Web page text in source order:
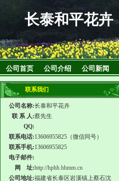
长泰和平花卉
公司首页 公司介绍 公司新闻
联系我们
公司名称:长泰和平花卉
联 系 人:蔡先生
QQ:
联系电话:13606955825（微信同号）
联系手机:13606955825
电子邮件:
网 址:http://hphh.hhmm.cn
公司地址:福建省长泰区岩溪镇上蔡石沈